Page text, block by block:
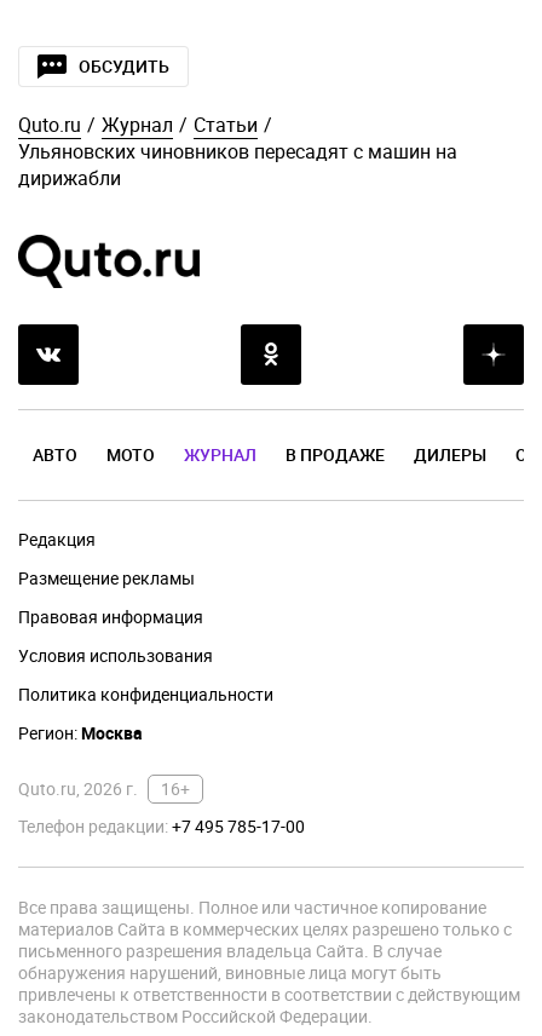
ОБСУДИТЬ
Quto.ru / Журнал / Статьи /
Ульяновских чиновников пересадят с машин на
дирижабли
АВТО МОТО ЖУРНАЛ В ПРОДАЖЕ ДИЛЕРЫ
Редакция
Размещение рекламы
Правовая информация
Условия использования
Политика конфиденциальности
Регион:Москва
Quto.ru, 2026 г.
16+
Телефон редакции:+7 495 785-17-00
Все права защищены. Полное или частичное копирование
материалов Сайта в коммерческих целях разрешено только с
письменного разрешения владельца Сайта. В случае
обнаружения нарушений, виновные лица могут быть
привлечены к ответственности в соответствии с действующим
законодательством Российской Федерации.